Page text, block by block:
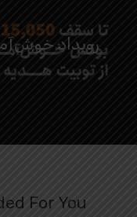
For You